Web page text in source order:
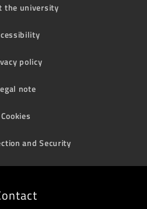
the university
policy
note
Cookies
and Security